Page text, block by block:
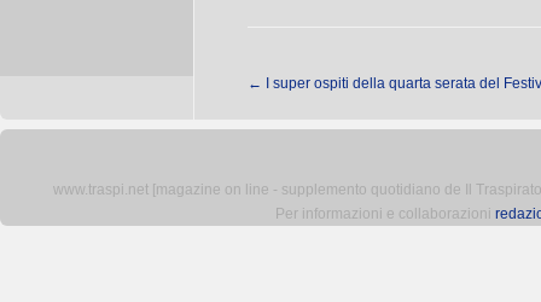
← I super ospiti della quarta serata del
www.traspi.net [magazine on line - supplemento quotidiano de Il
Per informazioni e collaborazioni